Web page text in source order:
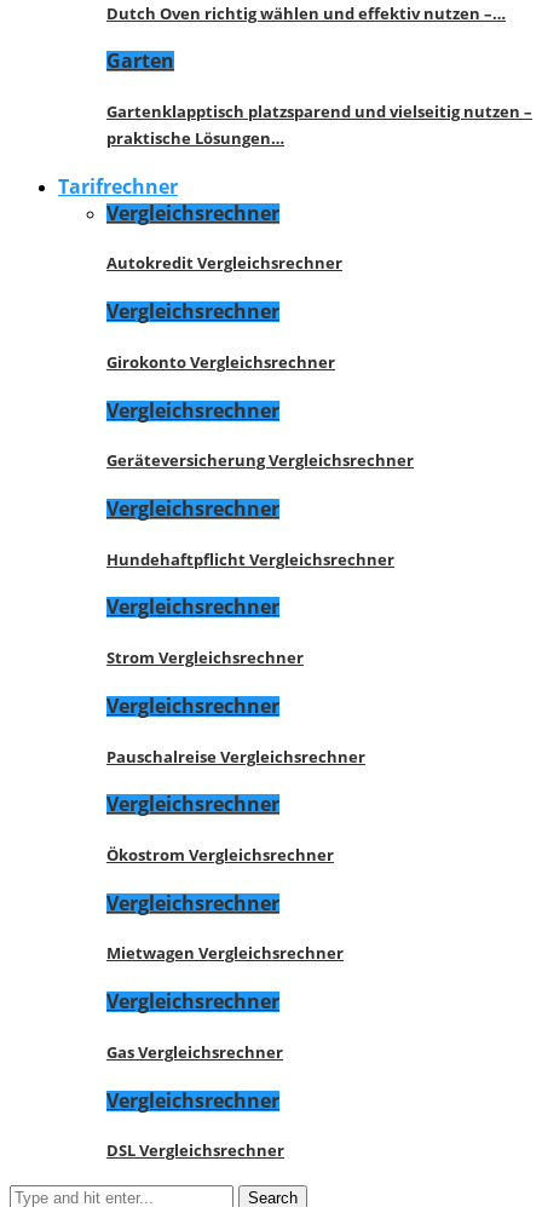
Dutch Oven richtig wählen und effektiv nutzen –…
Garten
Gartenklapptisch platzsparend und vielseitig nutzen –
praktische Lösungen…
Tarifrechner
Vergleichsrechner
Autokredit Vergleichsrechner
Vergleichsrechner
Girokonto Vergleichsrechner
Vergleichsrechner
Geräteversicherung Vergleichsrechner
Vergleichsrechner
Hundehaftpflicht Vergleichsrechner
Vergleichsrechner
Strom Vergleichsrechner
Vergleichsrechner
Pauschalreise Vergleichsrechner
Vergleichsrechner
Ökostrom Vergleichsrechner
Vergleichsrechner
Mietwagen Vergleichsrechner
Vergleichsrechner
Gas Vergleichsrechner
Vergleichsrechner
DSL Vergleichsrechner